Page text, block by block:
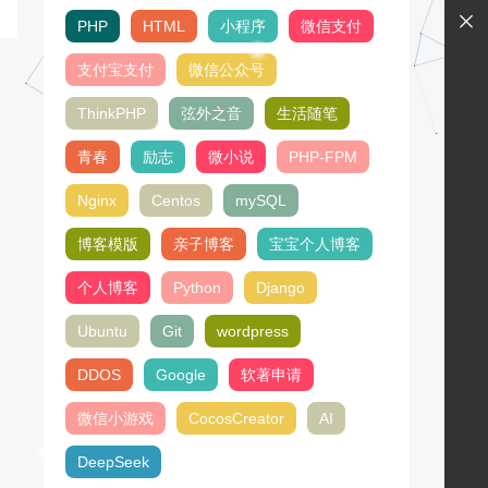
PHP HTML 小程序 微信支付
支付宝支付 微信公众号
ThinkPHP 弦外之音 生活随笔
青春 励志 微小说 PHP-FPM
Nginx Centos mySQL
博客模版 亲子博客 宝宝个人博客
个人博客 Python Django
Ubuntu Git wordpress
DDOS Google 软著申请
微信小游戏 CocosCreator AI
DeepSeek